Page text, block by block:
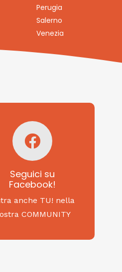
Perugia
Salerno
Venezia
Seguici su
Facebook!
anche TU! nella
COMMUNITY
Seguici su
Facebook!
SAGRITALY
cibi e tradizioni
da Nord a Sud...